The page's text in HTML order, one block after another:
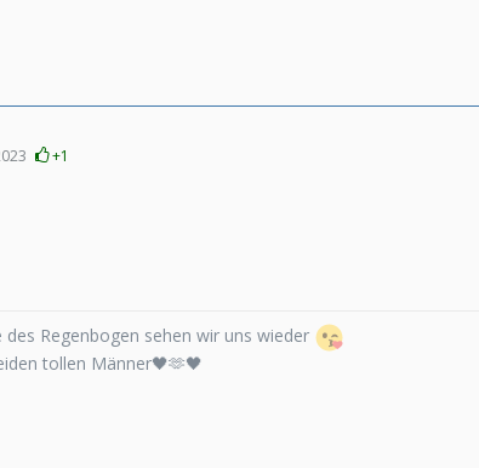
+1
des Regenbogen sehen wir uns wieder
tollen Männer🖤🫶🖤